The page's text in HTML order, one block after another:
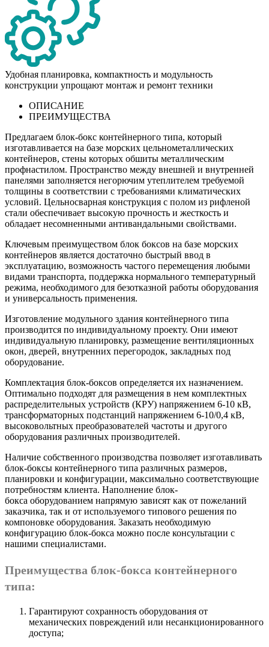
Удобная планировка, компактность и модульность
конструкции упрощают монтаж и ремонт техники
ОПИСАНИЕ
ПРЕИМУЩЕСТВА
Предлагаем блок-бокс контейнерного типа, который
изготавливается на базе морских цельнометаллических
контейнеров, стены которых обшиты металлическим
профнастилом. Пространство между внешней и внутренней
панелями заполняется негорючим утеплителем требуемой
толщины в соответствии с требованиями климатических
условий. Цельносварная конструкция с полом из рифленой
стали обеспечивает высокую прочность и жесткость и
обладает несомненными антивандальными свойствами.
Ключевым преимуществом блок боксов на базе морских
контейнеров является достаточно быстрый ввод в
эксплуатацию, возможность частого перемещения любыми
видами транспорта, поддержка нормального температурный
режима, необходимого для безотказной работы оборудования
и универсальность применения.
Изготовление модульного здания контейнерного типа
производится по индивидуальному проекту. Они имеют
индивидуальную планировку, размещение вентиляционных
окон, дверей, внутренних перегородок, закладных под
оборудование.
Комплектация блок-боксов определяется их назначением.
Оптимально подходят для размещения в нем комплектных
распределительных устройств (КРУ) напряжением 6-10 кВ,
трансформаторных подстанций напряжением 6-10/0,4 кВ,
высоковольтных преобразователей частоты и другого
оборудования различных производителей.
Наличие собственного производства позволяет изготавливать
блок-боксы контейнерного типа различных размеров,
планировки и конфигурации, максимально соответствующие
потребностям клиента. Наполнение блок-
бокса оборудованием напрямую зависят как от пожеланий
заказчика, так и от используемого типового решения по
компоновке оборудования. Заказать необходимую
конфигурацию блок-бокса можно после консультации с
нашими специалистами.
Преимущества блок-бокса контейнерного
типа:
Гарантируют сохранность оборудования от
механических повреждений или несанкционированного
доступа;